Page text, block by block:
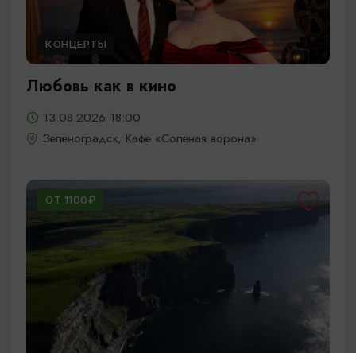
КОНЦЕРТЫ
Любовь как в кино
13.08.2026 18:00
Зеленоградск, Кафе «Соленая ворона»
ОТ 1100₽